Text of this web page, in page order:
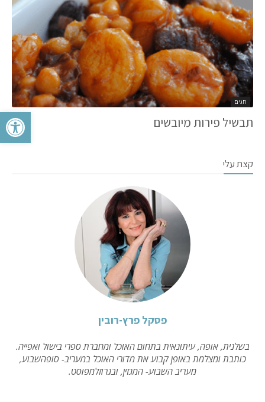
פתח
חגים
תבשיל פירות מיובשים
קצת עלי
פסקל פרץ-רובין
בשלנית, אופה, עיתונאית בתחום האוכל ומחברת ספרי בישול ואפייה.
כותבת ומצלמת באופן קבוע את מדורי האוכל במעריב- סופהשבוע,
מעריב השבוע- המגזין, ובגרוזלמפוסט.